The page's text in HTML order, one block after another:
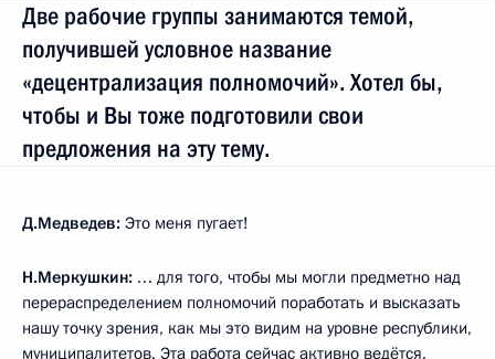
Две рабочие группы занимаются темой,
получившей условное название
«децентрализация полномочий». Хотел бы,
чтобы и Вы тоже подготовили свои
предложения на эту тему.
Д.Медведев: Это меня пугает!
Н.Меркушкин: … для того, чтобы мы могли предметно над
перераспределением полномочий поработать и высказать
нашу точку зрения, как мы это видим на уровне республики,
муниципалитетов. Эта работа сейчас активно ведётся.